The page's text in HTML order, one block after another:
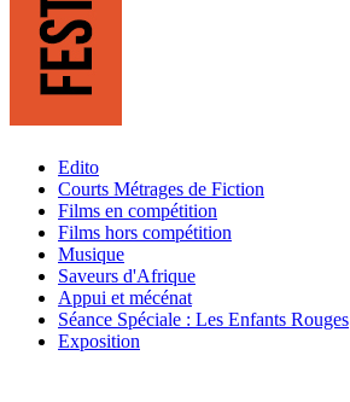
Edito
Courts Métrages de Fiction
Films en compétition
Films hors compétition
Musique
Saveurs d'Afrique
Appui et mécénat
Séance Spéciale : Les Enfants Rouges
Exposition